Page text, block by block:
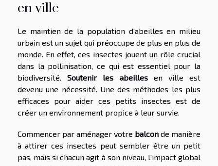
en ville
Le maintien de la population d'abeilles en milieu
urbain est un sujet qui préoccupe de plus en plus de
monde. En effet, ces insectes jouent un rôle crucial
dans la pollinisation, ce qui est essentiel pour la
biodiversité.Soutenir les abeillesen ville est
devenu une nécessité. Une des méthodes les plus
efficaces pour aider ces petits insectes est de
créer un environnement propice à leur survie.
Commencer par aménager votre balcon de manière
à attirer ces insectes peut sembler être un petit
pas, mais si chacun agit à son niveau, l'impact global